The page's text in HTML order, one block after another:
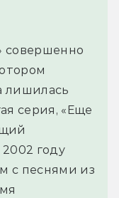
совершенно
лишилась
серия, «Еще
году
с песнями из